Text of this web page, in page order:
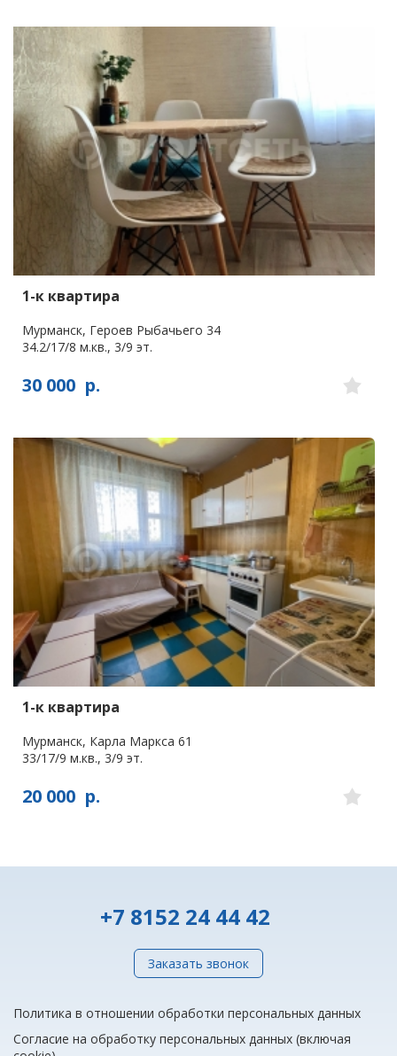
1-к квартира
Мурманск, Героев Рыбачьего 34
34.2/17/8 м.кв., 3/9 эт.
30 000 р.
1-к квартира
Мурманск, Карла Маркса 61
33/17/9 м.кв., 3/9 эт.
20 000 р.
+7 8152 24 44 42
Заказать звонок
Политика в отношении обработки персональных данных
Согласие на обработку персональных данных (включая